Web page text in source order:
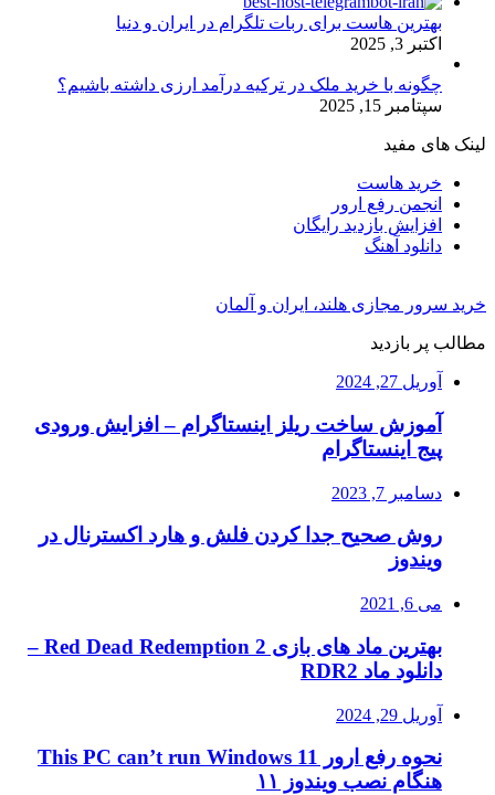
بهترین هاست برای ربات تلگرام در ایران و دنیا
اکتبر 3, 2025
چگونه با خرید ملک در ترکیه درآمد ارزی داشته باشیم؟
سپتامبر 15, 2025
لینک های مفید
خرید هاست
انجمن رفع ارور
افزایش بازدید رایگان
دانلود آهنگ
خرید سرور مجازی هلند، ایران و آلمان
مطالب پر بازدید
آوریل 27, 2024
آموزش ساخت ریلز اینستاگرام – افزایش ورودی
پیج اینستاگرام
دسامبر 7, 2023
روش صحیح جدا کردن فلش و هارد اکسترنال در
ویندوز
می 6, 2021
بهترین ماد های بازی Red Dead Redemption 2 –
دانلود ماد RDR2
آوریل 29, 2024
نحوه رفع ارور This PC can’t run Windows 11
هنگام نصب ویندوز ۱۱